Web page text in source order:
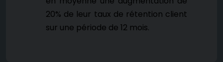
20% de leur taux de rétention client
sur une période de 12 mois.